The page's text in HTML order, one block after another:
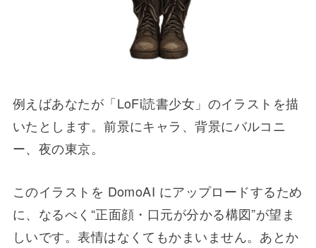
例えばあなたが「LoFi読書少女」のイラストを描
いたとします。前景にキャラ、背景にバルコニ
ー、夜の東京。
このイラストを DomoAI にアップロードするため
に、なるべく“正面顔・口元が分かる構図”が望ま
しいです。表情はなくてもかまいません。あとか